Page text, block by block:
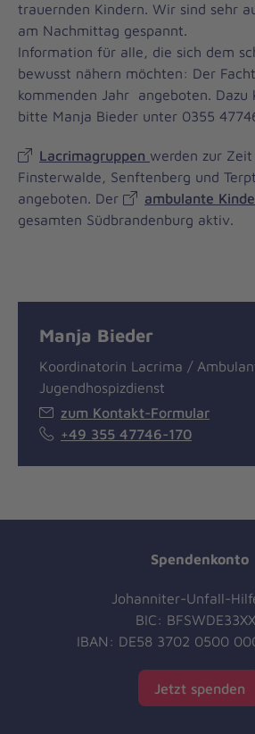
trauernden Kindern. Wir sind sehr
am Nachmittag gespannt.
Information für alle, die sich dem
bewusst nähern möchten: Der
kommenden Jahr angeboten. Dazu
bitte Manja Bieder unter 0355
Lacrimagruppen werden zur Zeit
Finsterwalde, Senftenberg und
angeboten. Der
ambulante
gesamten Südbrandenburg aktiv.
Manja Bieder
Koordinatorin Lacrima /
Jugendhospizdienst
zum Kontakt-Formular
+49 355 47746-170
Spendenkonto
Johanniter-Unfall-
BIC:
IBAN: DE58 3702 0500
Jetzt spenden